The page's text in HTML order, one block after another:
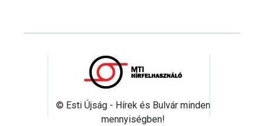
© Esti Újság - Hírek és Bulvár minden
mennyiségben!